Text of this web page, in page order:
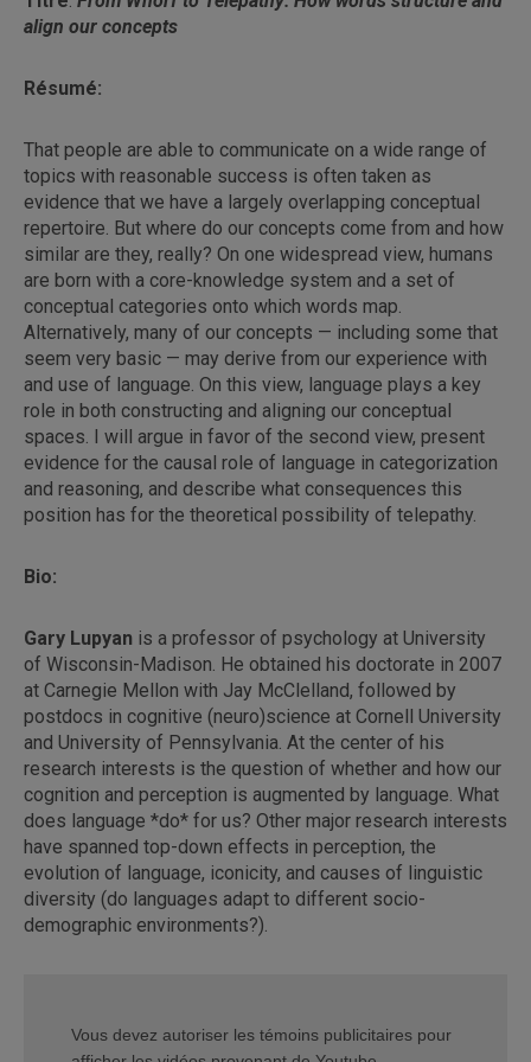
align our concepts
Résumé:
That people are able to communicate on a wide range of
topics with reasonable success is often taken as
evidence that we have a largely overlapping conceptual
repertoire. But where do our concepts come from and how
similar are they, really? On one widespread view, humans
are born with a core-knowledge system and a set of
conceptual categories onto which words map.
Alternatively, many of our concepts — including some that
seem very basic — may derive from our experience with
and use of language. On this view, language plays a key
role in both constructing and aligning our conceptual
spaces. I will argue in favor of the second view, present
evidence for the causal role of language in categorization
and reasoning, and describe what consequences this
position has for the theoretical possibility of telepathy.
Bio:
Gary Lupyan is a professor of psychology at University
of Wisconsin-Madison. He obtained his doctorate in 2007
at Carnegie Mellon with Jay McClelland, followed by
postdocs in cognitive (neuro)science at Cornell University
and University of Pennsylvania. At the center of his
research interests is the question of whether and how our
cognition and perception is augmented by language. What
does language *do* for us? Other major research interests
have spanned top-down effects in perception, the
evolution of language, iconicity, and causes of linguistic
diversity (do languages adapt to different socio-
demographic environments?).
Vous devez autoriser les témoins publicitaires pour